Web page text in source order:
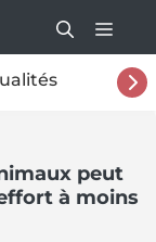
peut
à moins